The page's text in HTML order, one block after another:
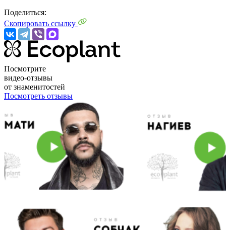
Поделиться:
Скопировать ссылку
Посмотрите
видео-отзывы
от знаменитостей
Посмотреть отзывы